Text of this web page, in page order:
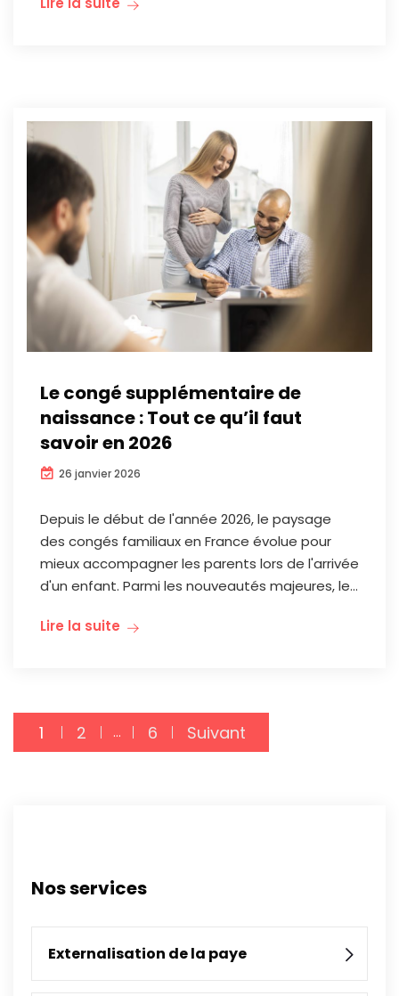
Le congé supplémentaire de
naissance : Tout ce qu’il faut
savoir en 2026
26 janvier 2026
Depuis le début de l'année 2026, le paysage
des congés familiaux en France évolue pour
mieux accompagner les parents lors de l'arrivée
d'un enfant. Parmi les nouveautés majeures, le...
Lire la suite
1 2 … 6 Suivant
Nos services
Externalisation de la paye